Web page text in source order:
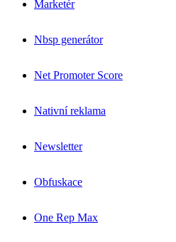
Marketér
Nbsp generátor
Net Promoter Score
Nativní reklama
Newsletter
Obfuskace
One Rep Max